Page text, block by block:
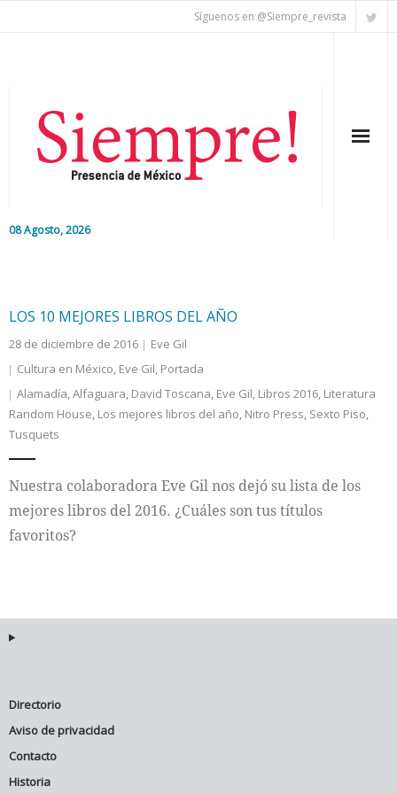
Síguenos en @Siempre_revista
08 Agosto, 2026
Nacional
Colaboradores
Internacional
Cultura
LOS 10 MEJORES LIBROS DEL AÑO
28 de diciembre de 2016
Eve Gil
Cultura en México, Eve Gil, Portada
Alamadía,Alfaguara, David Toscana, Eve Gil, Libros 2016, Literatura
Random House, Los mejores libros del año, Nitro Press, Sexto Piso,
Tusquets
Nuestra colaboradora Eve Gil nos dejó su lista de los
mejores libros del 2016. ¿Cuáles son tus títulos
favoritos?
Directorio
Aviso de privacidad
Contacto
Historia